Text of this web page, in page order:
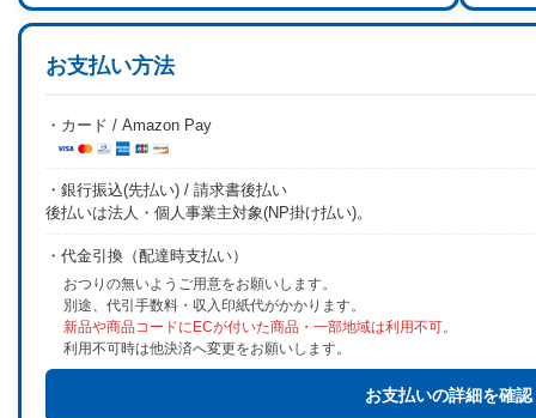
お支払い方法
・カード / Amazon Pay
・銀行振込(先払い) / 請求書後払い
後払いは法人・個人事業主対象(NP掛け払い)。
・代金引換（配達時支払い）
おつりの無いようご用意をお願いします。
別途、代引手数料・収入印紙代がかかります。
新品や商品コードにECが付いた商品・一部地域は利用不可。
利用不可時は他決済へ変更をお願いします。
お支払いの詳細を確認